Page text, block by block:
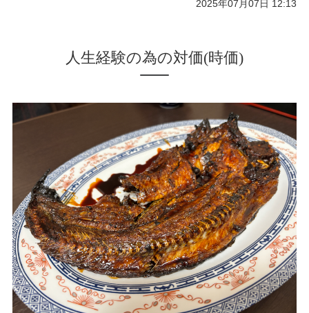
2025年07月07日 12:13
人生経験の為の対価(時価)